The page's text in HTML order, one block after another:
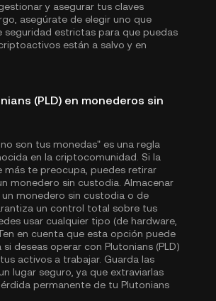
y asegurar tus claves
asegúrate de elegir uno que
seguridad estrictas para que puedas
están a salvo y en
(PLD) en monederos sin
son tus monedas" es una regla
en la criptocomunidad. Si la
más te preocupa, puedes retirar
monedero sin custodia. Almacenar
un monedero sin custodia o de
un control total sobre tus
usar cualquier tipo (de hardware,
en cuenta que esta opción puede
deseas operar con Plutonians (PLD)
activos a trabajar. Guarda las
lugar seguro, ya que extraviarlas
permanente de tu Plutonians